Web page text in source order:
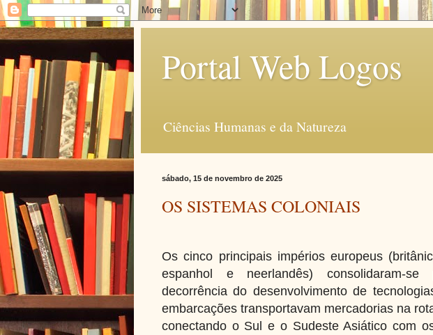
Portal Web Logos
Ciências Humanas e da Natureza
sábado, 15 de novembro de 2025
OS SISTEMAS COLONIAIS
Os cinco principais impérios europeus
espanhol e neerlandês) consolidaram-
decorrência do desenvolvimento de
embarcações transportavam mercadorias na
conectando o Sul e o Sudeste Asiático com